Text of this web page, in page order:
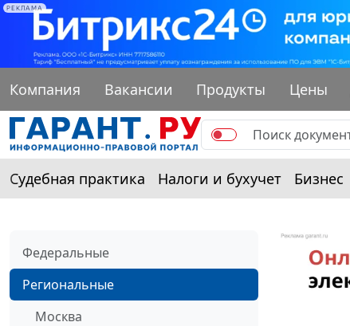
РЕКЛАМА
Компания Вакансии Продукты Цены
Судебная практика Налоги и бухучет Бизнес
Федеральные
Региональные
Москва